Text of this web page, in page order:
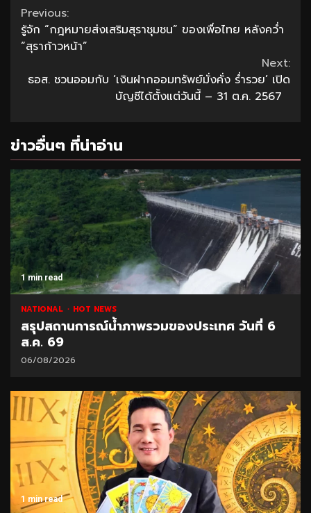
Continue
Reading
Previous:
รู้จัก “กฎหมายส่งเสริมสุราชุมชน” ของเพื่อไทย หลังคว่ำ
“สุราก้าวหน้า”
Next:
ธอส. ชวนออมกับ ‘เงินฝากออมทรัพย์มั่งคั่ง ร่ำรวย’ เปิด
บัญชีได้ตั้งแต่วันนี้ – 31 ต.ค. 2567
ข่าวอื่นๆ ที่น่าอ่าน
1 min read
NATIONAL HOT NEWS
สรุปสถานการณ์น้ำภาพรวมของประเทศ วันที่ 6
ส.ค. 69
06/08/2026
1 min read